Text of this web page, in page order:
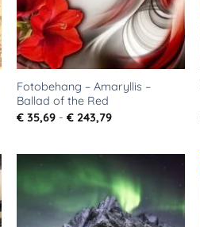
Fotobehang – Amaryllis –
Ballad of the Red
€ 35,69 - € 243,79Prijsklasse:
Toevoegen
aan
verlanglijst